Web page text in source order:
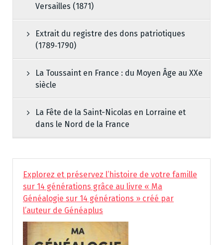
Versailles (1871)
Extrait du registre des dons patriotiques
(1789‑1790)
La Toussaint en France : du Moyen Âge au XXe
siècle
La Fête de la Saint-Nicolas en Lorraine et
dans le Nord de la France
Explorez et préservez l’histoire de votre famille
sur 14 générations grâce au livre « Ma
Généalogie sur 14 générations » créé par
l’auteur de Généaplus